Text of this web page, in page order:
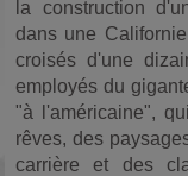
la construction
dans une
croisés d'une
employés du
"à l'américaine",
rêves, des
carrière et des